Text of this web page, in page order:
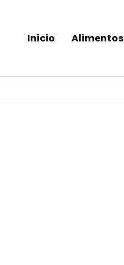
Inicio Alimentos